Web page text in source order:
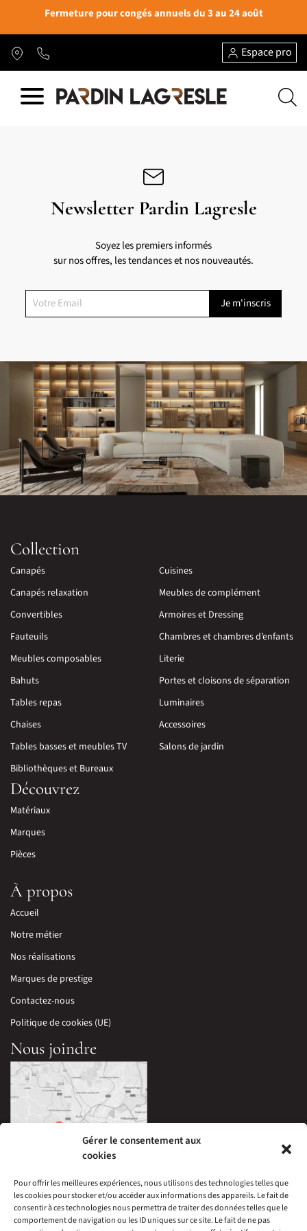
Gérer le consentement aux
cookies
Pour offrir les meilleures expériences, nous utilisons des technologies telles que
les cookies pour stocker et/ou accéder aux informations des appareils. Le fait de
consentir à ces technologies nous permettra de traiter des données telles que le
comportement de navigation ou les ID uniques sur ce site. Le fait de ne pas
Fermeture pour congés annuels du 3 au 24 août
Espace pro
Newsletter Pardin Lagresle
Soyez les premiers informés
sur nos offres, les tendances et nos nouveautés.
Collection
Canapés
Canapés relaxation
Convertibles
Fauteuils
Meubles composables
Bahuts
Tables repas
Chaises
Tables basses et meubles TV
Bibliothèques et Bureaux
Cuisines
Meubles de complément
Armoires et Dressing
Chambres et chambres d’enfants
Literie
Portes et cloisons de séparation
Luminaires
Accessoires
Salons de jardin
Découvrez
Matériaux
Marques
Pièces
À propos
Accueil
Notre métier
Nos réalisations
Marques de prestige
Contactez-nous
Politique de cookies (UE)
Nous joindre
33 Avenue Edouard Millaud,
69290 Craponne, France